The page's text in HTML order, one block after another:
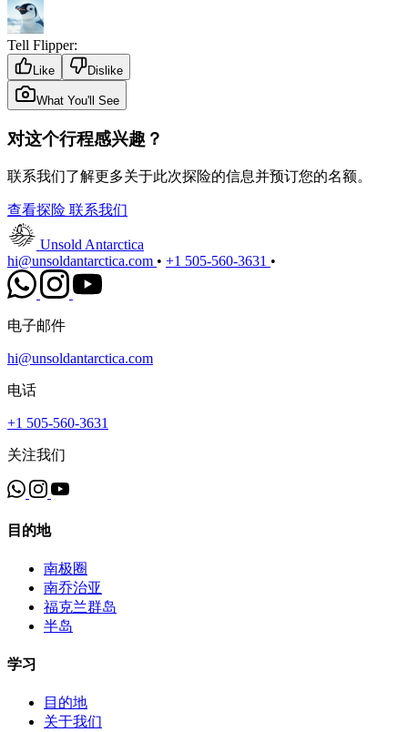
Tell Flipper:
Like Dislike
What You'll See
对这个行程感兴趣？
联系我们了解更多关于此次探险的信息并预订您的名额。
查看探险 联系我们
Unsold Antarctica
hi@unsoldantarctica.com • +1 505-560-3631 •
电子邮件
hi@unsoldantarctica.com
电话
+1 505-560-3631
关注我们
目的地
南极圈
南乔治亚
福克兰群岛
半岛
学习
目的地
关于我们